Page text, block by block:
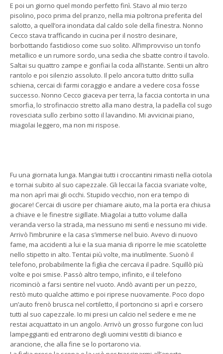
E poi un giorno quel mondo perfetto finì. Stavo al mio terzo
pisolino, poco prima del pranzo, nella mia poltrona preferita del
salotto, a quell’ora inondata dal caldo sole della finestra. Nonno
Cecco stava trafficando in cucina per il nostro desinare,
borbottando fastidioso come suo solito. All’improvviso un tonfo
metallico e un rumore sordo, una sedia che sbatte contro il tavolo.
Saltai su quattro zampe e gonfiai la coda all’istante. Sentii un altro
rantolo e poi silenzio assoluto. Il pelo ancora tutto dritto sulla
schiena, cercai di farmi coraggio e andare a vedere cosa fosse
successo. Nonno Cecco giaceva per terra, la faccia contorta in una
smorfia, lo strofinaccio stretto alla mano destra, la padella col sugo
rovesciata sullo zerbino sotto il lavandino. Mi avvicinai piano,
miagolai leggero, ma non mi rispose.
Fu una giornata lunga. Mangiai tutti i croccantini rimasti nella ciotola
e tornai subito al suo capezzale. Gli leccai la faccia svariate volte,
ma non aprì mai gli occhi. Stupido vecchio, non era tempo di
giocare! Cercai di uscire per chiamare aiuto, ma la porta era chiusa
a chiave e le finestre sigillate. Miagolai a tutto volume dalla
veranda verso la strada, ma nessuno mi sentì e nessuno mi vide.
Arrivò l’imbrunire e la casa s’immerse nel buio. Avevo di nuovo
fame, ma accidenti a lui e la sua mania di riporre le mie scatolette
nello stipetto in alto. Tentai più volte, ma inutilmente. Suonò il
telefono, probabilmente la figlia che cercava il padre. Squillò più
volte e poi smise. Passò altro tempo, infinito, e il telefono
ricominciò a farsi sentire nel vuoto. Andò avanti per un pezzo,
restò muto qualche attimo e poi riprese nuovamente. Poco dopo
un’auto frenò brusca nel cortiletto, il portoncino si aprì e corsero
tutti al suo capezzale. Io mi presi un calcio nel sedere e me ne
restai acquattato in un angolo. Arrivò un grosso furgone con luci
lampeggianti ed entrarono degli uomini vestiti di bianco e
arancione, che alla fine se lo portarono via.